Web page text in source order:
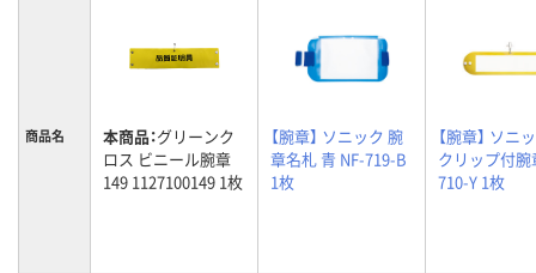
商品名 本商品：グリーンク
ロス ビニール腕章
149 1127100149 1枚
【腕章】 ソニック 腕
章名札 青 NF-719-B
1枚
【腕章】 ソニ
クリップ付腕
710-Y 1枚